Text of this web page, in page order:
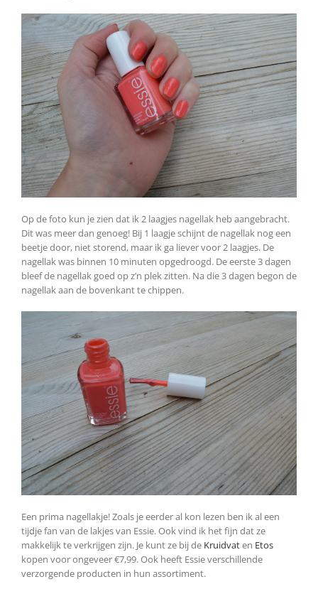
Op de foto kun je zien dat ik 2 laagjes nagellak heb aangebracht.
Dit was meer dan genoeg! Bij 1 laagje schijnt de nagellak nog een
beetje door, niet storend, maar ik ga liever voor 2 laagjes. De
nagellak was binnen 10 minuten opgedroogd. De eerste 3 dagen
bleef de nagellak goed op z’n plek zitten. Na die 3 dagen begon de
nagellak aan de bovenkant te chippen.
Een prima nagellakje! Zoals je eerder al kon lezen ben ik al een
tijdje fan van de lakjes van Essie. Ook vind ik het fijn dat ze
makkelijk te verkrijgen zijn. Je kunt ze bij de Kruidvaten Etos
kopen voor ongeveer €7,99. Ook heeft Essie verschillende
verzorgende producten in hun assortiment.